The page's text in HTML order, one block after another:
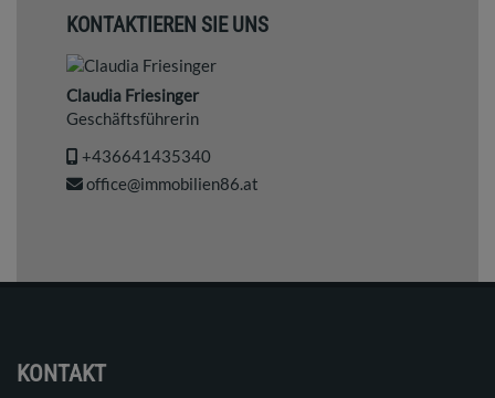
KONTAKTIEREN SIE UNS
Claudia Friesinger
Geschäftsführerin
+436641435340
office@immobilien86.at
KONTAKT